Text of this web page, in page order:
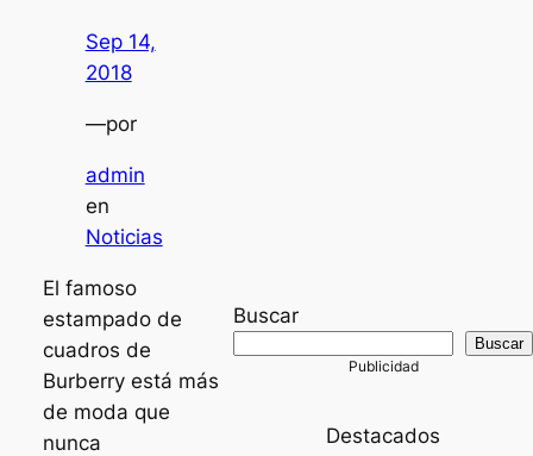
Sep 14,
2018
—por
admin
en
Noticias
El famoso
estampado de
cuadros de
Burberry está más
de moda que
nunca
Buscar
Buscar
Destacados